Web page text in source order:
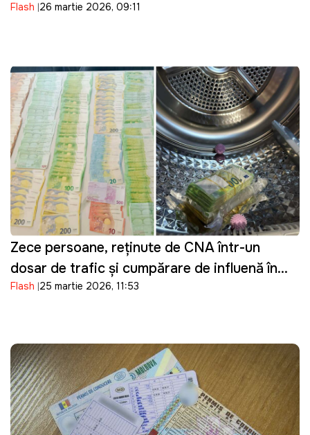
din Ucraina să intre ilegal în Moldova
Flash 26 martie 2026, 09:11
Zece persoane, reținute de CNA într-un
dosar de trafic și cumpărare de influență în
domeniul transportului
Flash 25 martie 2026, 11:53